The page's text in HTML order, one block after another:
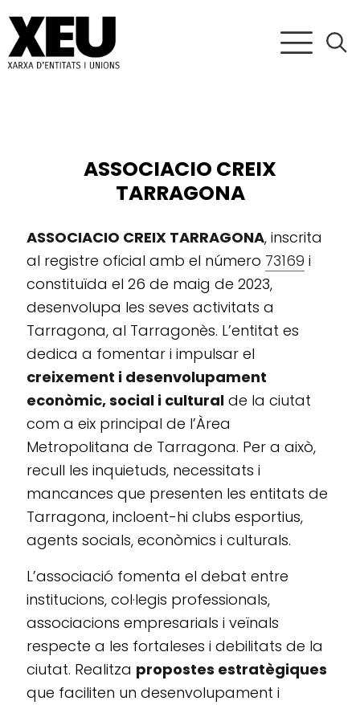
ASSOCIACIO CREIX
TARRAGONA
ASSOCIACIO CREIX TARRAGONA, inscrita
al registre oficial amb el número 73169 i
constituïda el 26 de maig de 2023,
desenvolupa les seves activitats a
Tarragona, al Tarragonès. L’entitat es
dedica a fomentar i impulsar el
creixement i desenvolupament
econòmic, social i cultural de la ciutat
com a eix principal de l’Àrea
Metropolitana de Tarragona. Per a això,
recull les inquietuds, necessitats i
mancances que presenten les entitats de
Tarragona, incloent-hi clubs esportius,
agents socials, econòmics i culturals.
L’associació fomenta el debat entre
institucions, col·legis professionals,
associacions empresarials i veïnals
respecte a les fortaleses i debilitats de la
ciutat. Realitza propostes estratègiques
que faciliten un desenvolupament i